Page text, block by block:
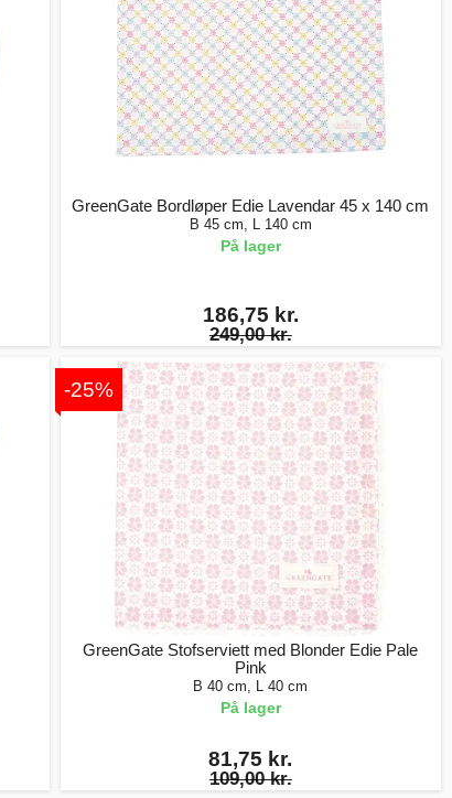
GreenGate Bordløper Edie Lavendar 45 x 140 cm
B 45 cm, L 140 cm
På lager
186,75 kr.
249,00 kr.
-25%
GreenGate Stofserviett med Blonder Edie Pale
Pink
B 40 cm, L 40 cm
På lager
81,75 kr.
109,00 kr.